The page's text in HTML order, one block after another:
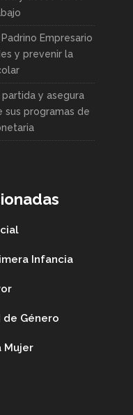
Empresario
y prevenir la
y asegura
sus programas de
Infancia
de Género
Mujer